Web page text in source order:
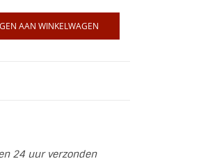
AAN WINKELWAGEN
24 uur verzonden